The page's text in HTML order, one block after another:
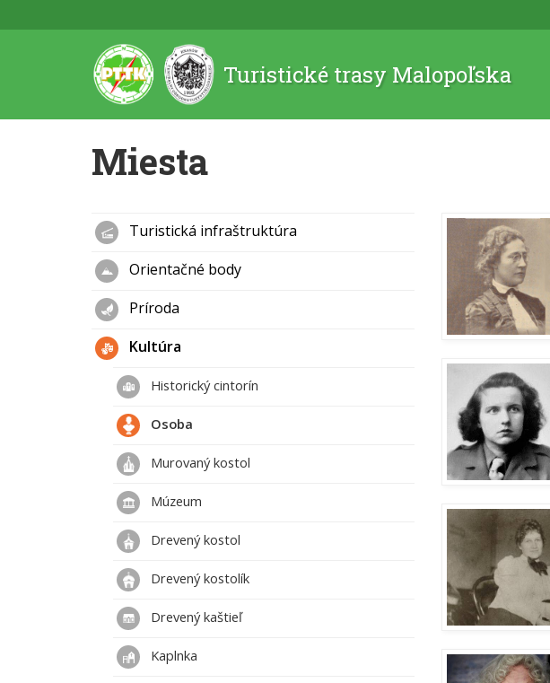
Turistické trasy Malopoľska
Miesta
Turistická infraštruktúra
Orientačné body
Príroda
Kultúra
Historický cintorín
Osoba
Murovaný kostol
Múzeum
Drevený kostol
Drevený kostolík
Drevený kaštieľ
Kaplnka